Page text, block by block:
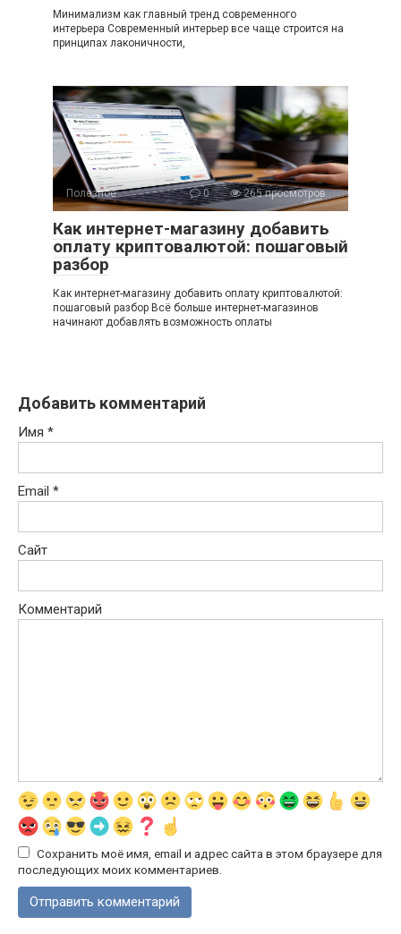
Минимализм как главный тренд современного
интерьера Современный интерьер все чаще строится на
принципах лаконичности,
Полезное 0 265 просмотров
Как интернет-магазину добавить
оплату криптовалютой: пошаговый
разбор
Как интернет-магазину добавить оплату криптовалютой:
пошаговый разбор Всё больше интернет-магазинов
начинают добавлять возможность оплаты
Добавить комментарий
Имя *
Email *
Сайт
Комментарий
Сохранить моё имя, email и адрес сайта в этом браузере для
последующих моих комментариев.